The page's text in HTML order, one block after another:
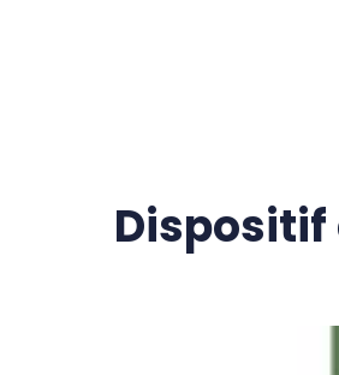
Dispositif